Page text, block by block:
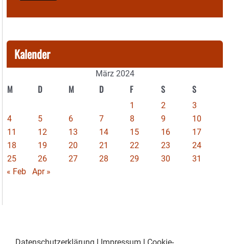
Kalender
März 2024
M D M D F S S
1 2
3
4
5 6 7 8 9
10
11
12 13 14 15 16
17
18
19 20 21 22 23
24
25
26 27 28 29 30
31
« Feb
Apr »